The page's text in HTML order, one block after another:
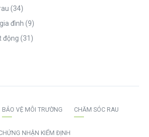
(34)
đình (9)
động (31)
BẢO VỆ MÔI TRƯỜNG CHĂM SÓC RAU
NHẬN KIỂM ĐỊNH